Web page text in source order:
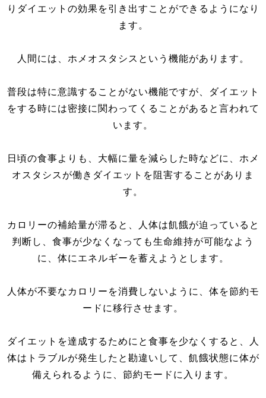
りダイエットの効果を引き出すことができるようになり
ます。
人間には、ホメオスタシスという機能があります。
普段は特に意識することがない機能ですが、ダイエット
をする時には密接に関わってくることがあると言われて
います。
日頃の食事よりも、大幅に量を減らした時などに、ホメ
オスタシスが働きダイエットを阻害することがありま
す。
カロリーの補給量が滞ると、人体は飢餓が迫っていると
判断し、食事が少なくなっても生命維持が可能なよう
に、体にエネルギーを蓄えようとします。
人体が不要なカロリーを消費しないように、体を節約モ
ードに移行させます。
ダイエットを達成するためにと食事を少なくすると、人
体はトラブルが発生したと勘違いして、飢餓状態に体が
備えられるように、節約モードに入ります。